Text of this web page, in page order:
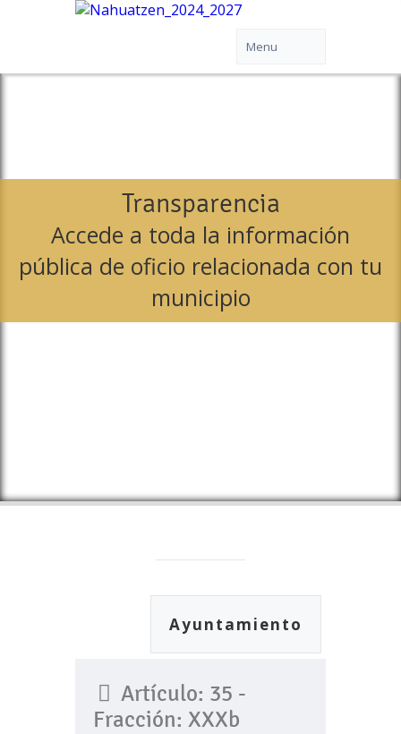
Transparencia
Accede a toda la información
pública de oficio relacionada con tu
municipio
Ayuntamiento
Artículo: 35 -
Fracción: XXXb